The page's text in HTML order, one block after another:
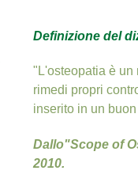
Definizione del
"L'osteopatia è un
rimedi propri
inserito in un
Dallo"Scope of
2010.